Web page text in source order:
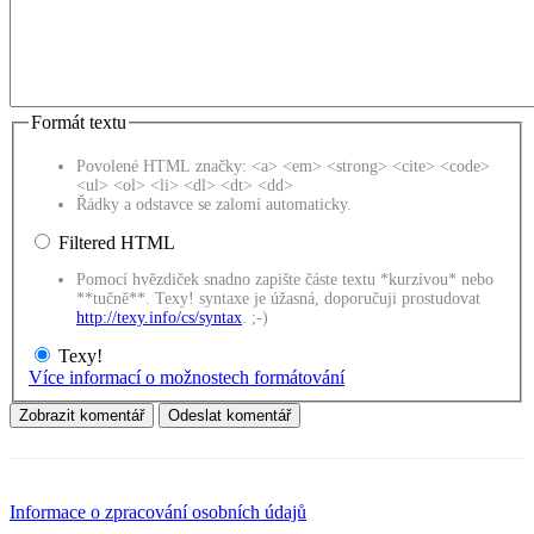
Formát textu
Povolené HTML značky: <a> <em> <strong> <cite> <code>
<ul> <ol> <li> <dl> <dt> <dd>
Řádky a odstavce se zalomí automaticky.
Filtered HTML
Pomocí hvězdiček snadno zapište částe textu *kurzívou* nebo
**tučně**. Texy! syntaxe je úžasná, doporučuji prostudovat
http://texy.info/cs/syntax . ;-)
Texy!
Více informací o možnostech formátování
Informace o zpracování osobních údajů